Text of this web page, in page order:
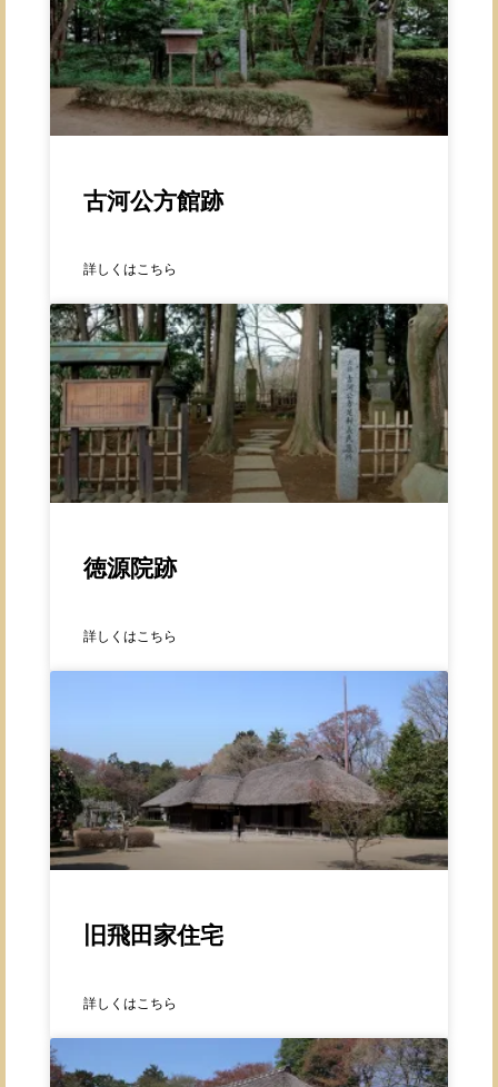
古河公方館跡
詳しくはこちら
徳源院跡
詳しくはこちら
旧飛田家住宅
詳しくはこちら